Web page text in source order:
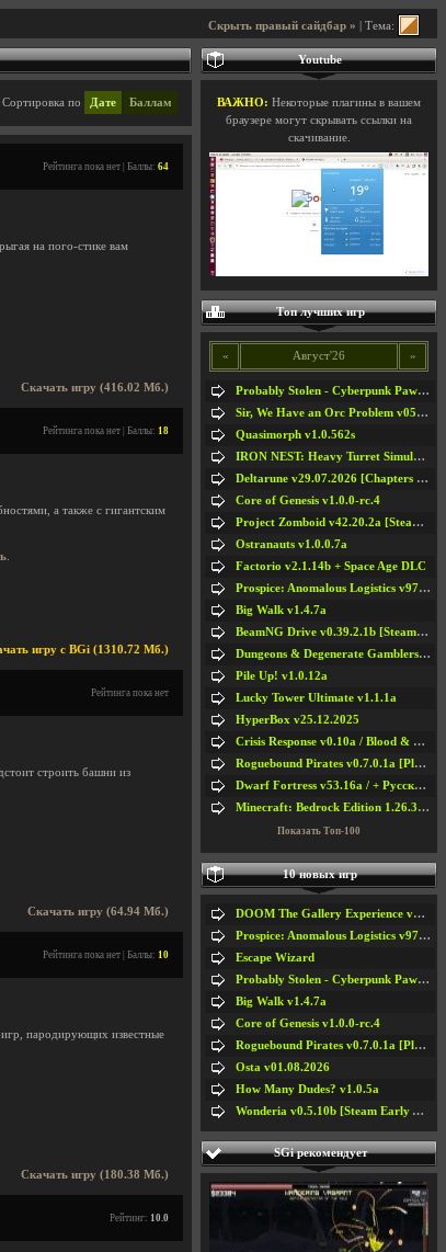
Скрыть правый сайдбар » | Тема:
Сортировка по Дате Баллам
Рейтинга пока нет | Баллы: 64
на пого-стике вам
Скачать игру (416.02 Мб.)
Рейтинга пока нет | Баллы: 18
а также с гигантским
игру с BGi (1310.72 Мб.)
Рейтинга пока нет
строить башни из
Скачать игру (64.94 Мб.)
Рейтинга пока нет | Баллы: 10
пародирующих известные
Скачать игру (180.38 Мб.)
Рейтинг: 10.0
Youtube
ВАЖНО: Некоторые плагины в вашем
браузере могут скрывать ссылки на
скачивание.
Топ лучших игр
« Август'26 »
Probably Stolen - Cyberpunk Pawnshop Simulator v048c [Playtest]
Sir, We Have an Orc Problem v05.08.2026
Quasimorph v1.0.562s
IRON NEST: Heavy Turret Simulator v1.0a
Deltarune v29.07.2026 [Chapters 1-5] / + RUS [Chapters 1-5]
Core of Genesis v1.0.0-rc.4
Project Zomboid v42.20.2a [Steam Early Access]
Ostranauts v1.0.0.7a
Factorio v2.1.14b + Space Age DLC
Prospice: Anomalous Logistics v97 [Playtest]
Big Walk v1.4.7a
BeamNG Drive v0.39.2.1b [Steam Early Access]
Dungeons & Degenerate Gamblers v2.0.2a
Pile Up! v1.0.12a
Lucky Tower Ultimate v1.1.1a
HyperBox v25.12.2025
Crisis Response v0.10a / Blood & Bullet
Roguebound Pirates v0.7.0.1a [Playtest]
Dwarf Fortress v53.16a / + Русская Версия v50.12a
Minecraft: Bedrock Edition 1.26.33.1a / + TLauncher v2.89
Показать Топ-100
10 новых игр
DOOM The Gallery Experience v1.4.2
Prospice: Anomalous Logistics v97 [Playtest]
Escape Wizard
Probably Stolen - Cyberpunk Pawnshop Simulator v048c [Playtest]
Big Walk v1.4.7a
Core of Genesis v1.0.0-rc.4
Roguebound Pirates v0.7.0.1a [Playtest]
Osta v01.08.2026
How Many Dudes? v1.0.5a
Wonderia v0.5.10b [Steam Early Access]
SGi рекомендует